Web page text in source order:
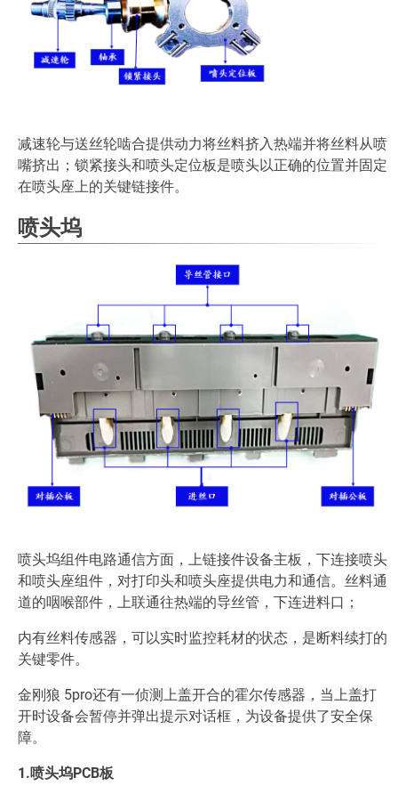
减速轮与送丝轮啮合提供动力将丝料挤入热端并将丝料从喷
嘴挤出；锁紧接头和喷头定位板是喷头以正确的位置并固定
在喷头座上的关键链接件。
喷头坞
喷头坞组件电路通信方面，上链接件设备主板，下连接喷头
和喷头座组件，对打印头和喷头座提供电力和通信。丝料通
道的咽喉部件，上联通往热端的导丝管，下连进料口；
内有丝料传感器，可以实时监控耗材的状态，是断料续打的
关键零件。
金刚狼 5pro还有一侦测上盖开合的霍尔传感器，当上盖打
开时设备会暂停并弹出提示对话框，为设备提供了安全保
障。
1.喷头坞PCB板